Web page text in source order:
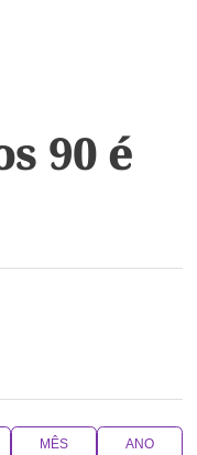
90 é
MÊS ANO